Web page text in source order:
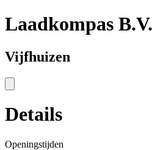
Laadkompas B.V.
Vijfhuizen
Details
Openingstijden